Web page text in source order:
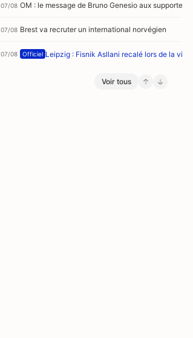
07/08 OM : le message de Bruno Genesio aux supporters
07/08 Brest va recruter un international norvégien
07/08 Officiel Leipzig : Fisnik Asllani recalé lors de la
Voir tous